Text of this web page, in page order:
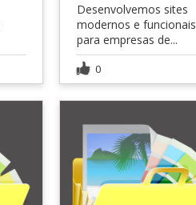
Desenvolvemos sites
modernos e funcionais
para empresas de...
0